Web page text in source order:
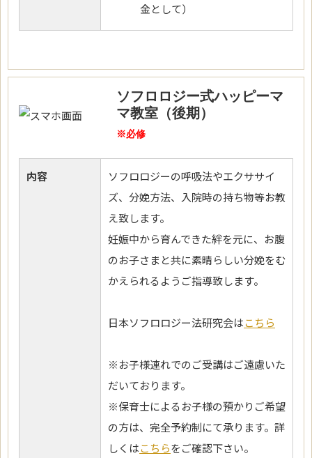
金として）
ソフロロジー式ハッピーマ
マ教室（後期）
※必修
内容
ソフロロジーの呼吸法やエクササイ
ズ、分娩方法、入院時の持ち物等お教
え致します。
妊娠中から育んできた絆を元に、お腹
のお子さまと共に素晴らしい分娩をむ
かえられるようご指導致します。
日本ソフロロジー法研究会はこちら
※お子様連れでのご受講はご遠慮いた
だいております。
※保育士によるお子様の預かりご希望
の方は、完全予約制にて承ります。詳
しくはこちらをご確認下さい。